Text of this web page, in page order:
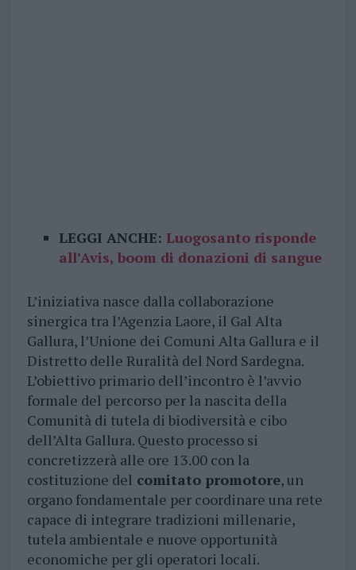
LEGGI ANCHE: Luogosanto risponde
all’Avis, boom di donazioni di sangue
L’iniziativa nasce dalla collaborazione
sinergica tra l’Agenzia Laore, il Gal Alta
Gallura, l’Unione dei Comuni Alta Gallura e il
Distretto delle Ruralità del Nord Sardegna.
L’obiettivo primario dell’incontro è l’avvio
formale del percorso per la nascita della
Comunità di tutela di biodiversità e cibo
dell’Alta Gallura. Questo processo si
concretizzerà alle ore 13.00 con la
costituzione del comitato promotore, un
organo fondamentale per coordinare una rete
capace di integrare tradizioni millenarie,
tutela ambientale e nuove opportunità
economiche per gli operatori locali.